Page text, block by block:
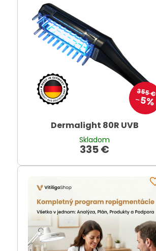
355 €
5%
Dermalight 80R UVB
Skladom
335 €